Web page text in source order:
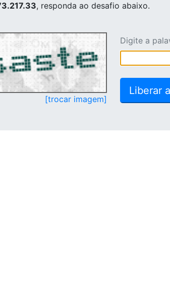
, responda ao desafio abaixo.
[trocar imagem]
Digite a